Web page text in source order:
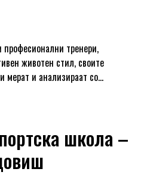
професионални тренери,
животен стил, своите
мерат и анализираат со...
школа –